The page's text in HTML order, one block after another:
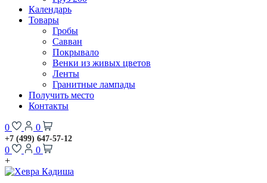
Календарь
Товары
Гробы
Савван
Покрывало
Венки из живых цветов
Ленты
Гранитные лампады
Получить место
Контакты
0 0
+7 (499) 647-57-12
0
0
+